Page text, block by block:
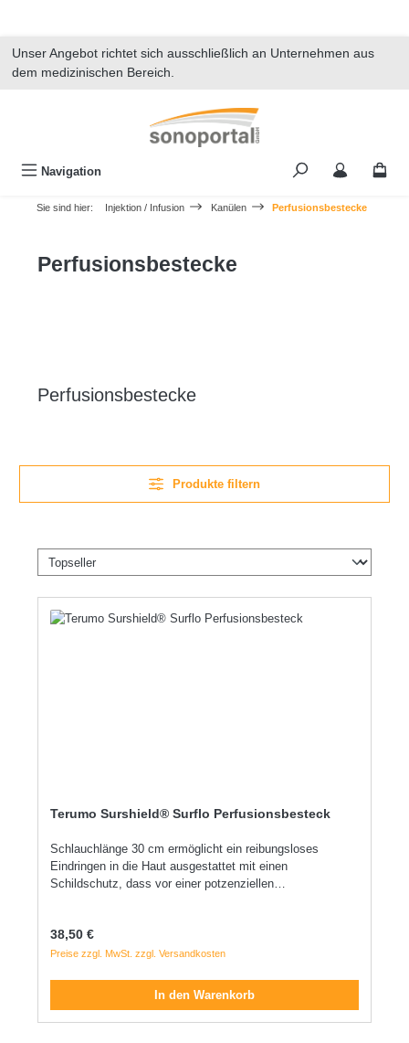
Unser Angebot richtet sich ausschließlich an Unternehmen aus
dem medizinischen Bereich.
Navigation
Sie sind hier: Injektion / Infusion Kanülen Perfusionsbestecke
Perfusionsbestecke
Perfusionsbestecke
Produkte filtern
Terumo Surshield® Surflo Perfusionsbesteck
Schlauchlänge 30 cm ermöglicht ein reibungsloses
Eindringen in die Haut ausgestattet mit einen
Schildschutz, dass vor einer potzenziellen
Sicherheitsmechanismus
Regulärer Preis:
38,50 €
Preise zzgl. MwSt. zzgl. Versandkosten
In den Warenkorb